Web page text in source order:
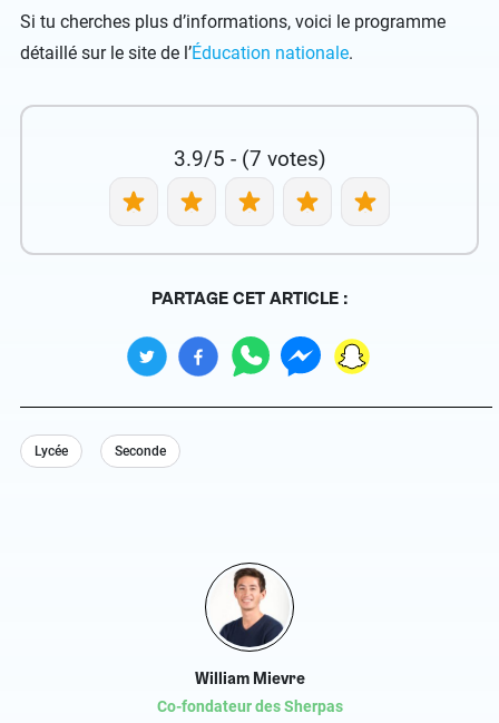
Si tu cherches plus d’informations, voici le programme
détaillé sur le site de l’Éducation nationale.
3.9/5 - (7 votes)
William Mievre
Co-fondateur des Sherpas
PARTAGE CET ARTICLE :
Lycée Seconde